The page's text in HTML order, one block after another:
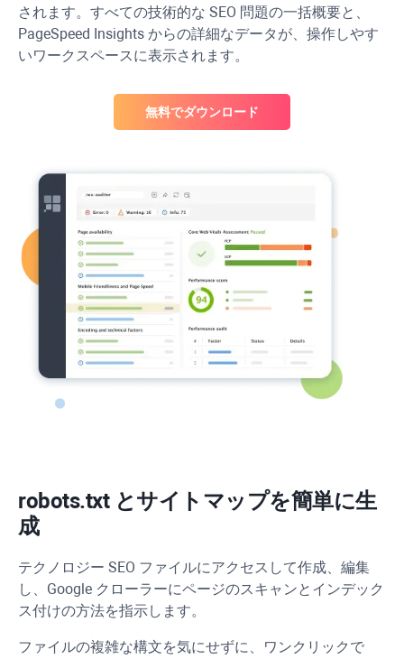
されます。すべての技術的な SEO 問題の一括概要と、
PageSpeed Insights からの詳細なデータが、操作しやす
いワークスペースに表示されます。
無料でダウンロード
robots.txt とサイトマップを簡単に生
成
テクノロジー SEO ファイルにアクセスして作成、編集
し、Google クローラーにページのスキャンとインデック
ス付けの方法を指示します。
ファイルの複雑な構文を気にせずに、ワンクリックで